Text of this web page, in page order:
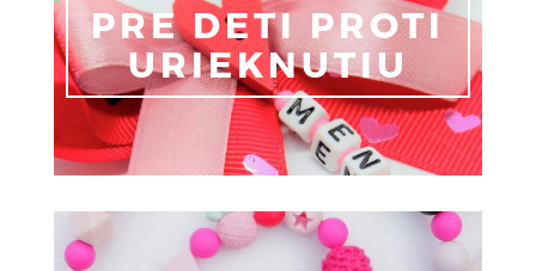
PRE DETI PROTI
URIEKNUTIU